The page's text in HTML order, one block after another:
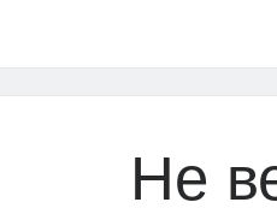
Не